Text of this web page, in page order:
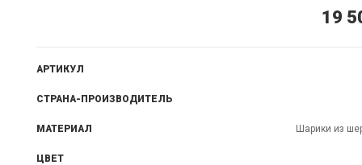
19
АРТИКУЛ
СТРАНА-ПРОИЗВОДИТЕЛЬ
МАТЕРИАЛ Шарики из
ЦВЕТ